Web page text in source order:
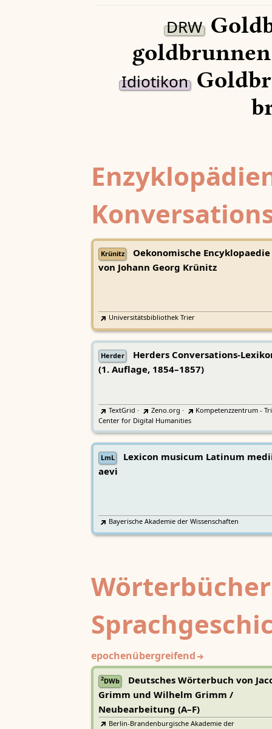
DRW
Idiotikon
Krünitz
Oekonomische Encyklopaedie
von Johann Georg Krünitz
Universitätsbibliothek Trier
Herder
Herders Conversations-
(1. Auflage, 1854–1857)
TextGrid · Zeno.org ·
Kompetenzzentrum -
Center for Digital Humanities
LmL
Lexicon musicum Latinum
aevi
Bayerische Akademie der Wissenschaften
epochenübergreifend
2DWb
Deutsches Wörterbuch von
Grimm und Wilhelm Grimm /
Neubearbeitung (A–F)
Berlin-Brandenburgische Akademie der